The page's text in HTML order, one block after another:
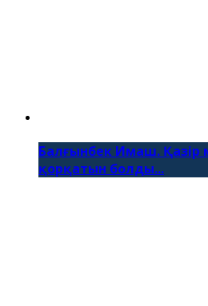
Балғынбек Имаш.
қорқатын болды...